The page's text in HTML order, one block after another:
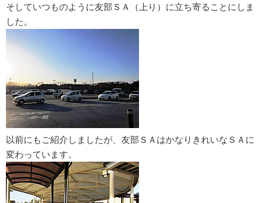
そしていつものように友部ＳＡ（上り）に立ち寄ることにしま
した。
以前にもご紹介しましたが、友部ＳＡはかなりきれいなＳＡに
変わっています。